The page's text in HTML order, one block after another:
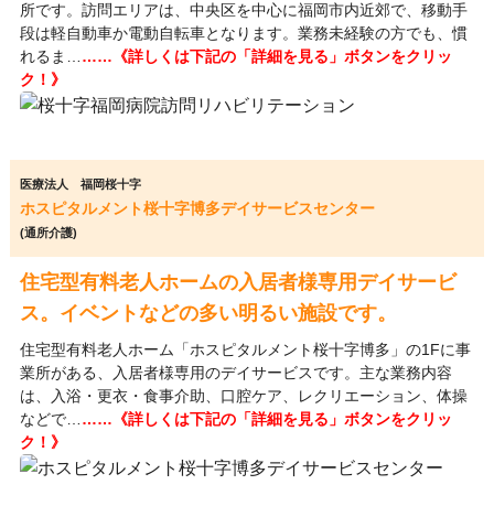
所です。訪問エリアは、中央区を中心に福岡市内近郊で、移動手
段は軽自動車か電動自転車となります。業務未経験の方でも、慣
れるま… ……《詳しくは下記の「詳細を見る」ボタンをクリッ
ク！》
医療法人 福岡桜十字
ホスピタルメント桜十字博多デイサービスセンター
(通所介護)
住宅型有料老人ホームの入居者様専用デイサービ
ス。イベントなどの多い明るい施設です。
住宅型有料老人ホーム「ホスピタルメント桜十字博多」の1Fに事
業所がある、入居者様専用のデイサービスです。主な業務内容
は、入浴・更衣・食事介助、口腔ケア、レクリエーション、体操
などで… ……《詳しくは下記の「詳細を見る」ボタンをクリッ
ク！》